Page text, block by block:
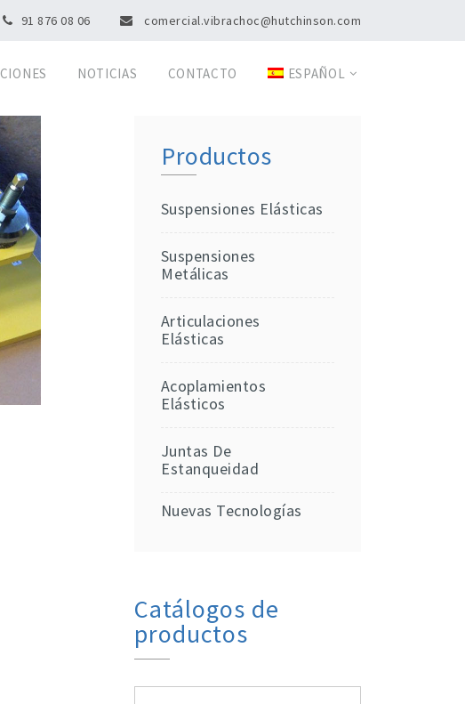
91 876 08 06 comercial.vibrachoc@hutchinson.com
NOTICIAS CONTACTO ESPAÑOL
Productos
Suspensiones Elásticas
Suspensiones
Metálicas
Articulaciones
Elásticas
Acoplamientos
Elásticos
Juntas De
Estanqueidad
Nuevas Tecnologías
Catálogos de
productos